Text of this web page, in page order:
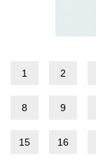
1 2
8 9
15 16